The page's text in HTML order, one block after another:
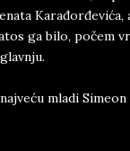
Karađorđevića,
ga bilo, počem
mladi